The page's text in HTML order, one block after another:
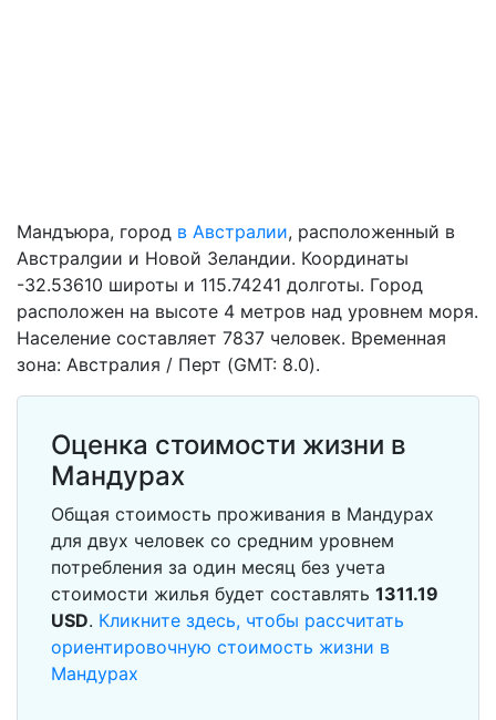
Мандъюра, город в Австралии, расположенный в
Австралgии и Новой Зеландии. Координаты
-32.53610 широты и 115.74241 долготы. Город
расположен на высоте 4 метров над уровнем моря.
Население составляет 7837 человек. Временная
зона: Австралия / Перт (GMT: 8.0).
Оценка стоимости жизни в
Мандурах
Общая стоимость проживания в Мандурах
для двух человек со средним уровнем
потребления за один месяц без учета
стоимости жилья будет составлять 1311.19
USD. Кликните здесь, чтобы рассчитать
ориентировочную стоимость жизни в
Мандурах